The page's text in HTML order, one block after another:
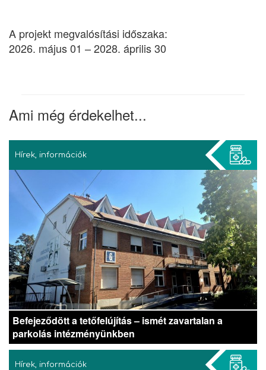
A projekt megvalósítási időszaka:
2026. május 01 – 2028. április 30
Ami még érdekelhet...
Hírek, információk
Befejeződött a tetőfelújítás – ismét zavartalan a
parkolás intézményünkben
Hírek, információk